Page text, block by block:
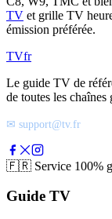
TV et grille TV
émission préférée.
TVfr
Le guide TV de
de toutes les chaînes
✉ support@tv.fr
🇫🇷 Service 100%
Guide TV